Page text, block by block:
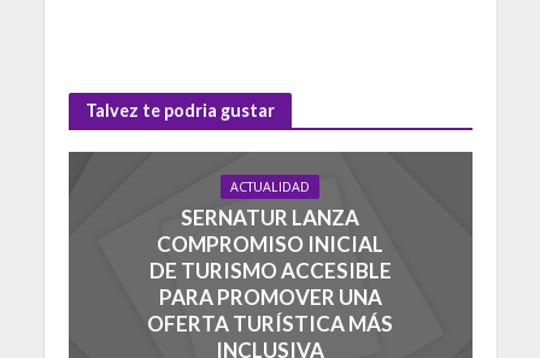
Talvez te podria gustar
ACTUALIDAD
SERNATUR LANZA
COMPROMISO INICIAL
DE TURISMO ACCESIBLE
PARA PROMOVER UNA
OFERTA TURÍSTICA MÁS
INCLUSIVA